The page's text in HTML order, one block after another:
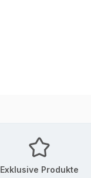
Exklusive Produkte